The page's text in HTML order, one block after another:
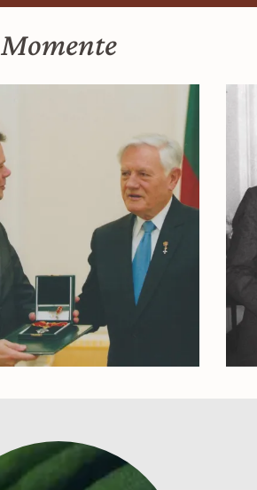
Momente